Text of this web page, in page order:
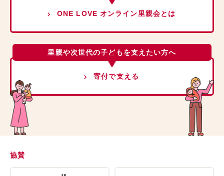
ONE LOVE オンライン里親会とは
里親や次世代の子どもを支えたい方へ
寄付で支える
協賛